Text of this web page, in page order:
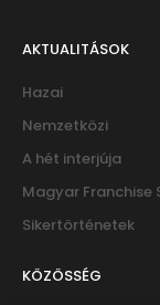
AKTUALITÁSOK
Hazai
Nemzetközi
A hét interjúja
Magyar Franchise
Sikertörténetek
KÖZÖSSÉG